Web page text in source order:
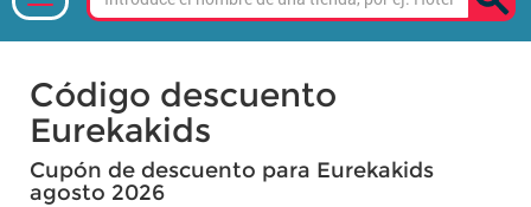
Código descuento
Eurekakids
Cupón de descuento para Eurekakids
agosto 2026